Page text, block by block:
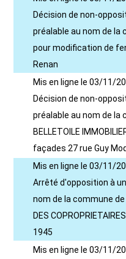
Décision de non-
préalable au nom de
pour modification de
Renan
Mis en ligne le 03/11/
Décision de non-
préalable au nom de
BELLETOILE
façades 27 rue Guy
Mis en ligne le 03/11/
Arrêté d'opposition à
nom de la commune
DES
1945
Mis en ligne le 03/11/